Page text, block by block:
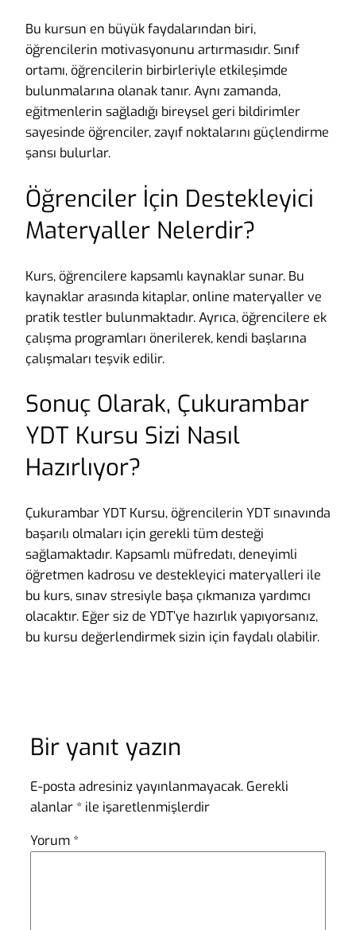
Bu kursun en büyük faydalarından biri,
öğrencilerin motivasyonunu artırmasıdır. Sınıf
ortamı, öğrencilerin birbirleriyle etkileşimde
bulunmalarına olanak tanır. Aynı zamanda,
eğitmenlerin sağladığı bireysel geri bildirimler
sayesinde öğrenciler, zayıf noktalarını güçlendirme
şansı bulurlar.
Öğrenciler İçin Destekleyici
Materyaller Nelerdir?
Kurs, öğrencilere kapsamlı kaynaklar sunar. Bu
kaynaklar arasında kitaplar, online materyaller ve
pratik testler bulunmaktadır. Ayrıca, öğrencilere ek
çalışma programları önerilerek, kendi başlarına
çalışmaları teşvik edilir.
Sonuç Olarak, Çukurambar
YDT Kursu Sizi Nasıl
Hazırlıyor?
Çukurambar YDT Kursu, öğrencilerin YDT sınavında
başarılı olmaları için gerekli tüm desteği
sağlamaktadır. Kapsamlı müfredatı, deneyimli
öğretmen kadrosu ve destekleyici materyalleri ile
bu kurs, sınav stresiyle başa çıkmanıza yardımcı
olacaktır. Eğer siz de YDT’ye hazırlık yapıyorsanız,
bu kursu değerlendirmek sizin için faydalı olabilir.
Bir yanıt yazın
E-posta adresiniz yayınlanmayacak. Gerekli
alanlar * ile işaretlenmişlerdir
Yorum *